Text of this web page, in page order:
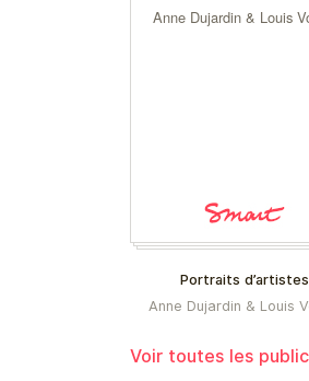
Anne Dujardin & Louis
Portraits d’artistes
Anne Dujardin & Louis
Voir toutes les